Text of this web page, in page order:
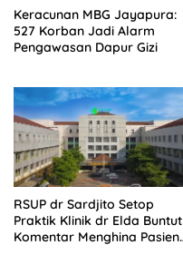
Keracunan MBG Jayapura:
527 Korban Jadi Alarm
Pengawasan Dapur Gizi
RSUP dr Sardjito Setop
Praktik Klinik dr Elda Buntut
Komentar Menghina Pasien